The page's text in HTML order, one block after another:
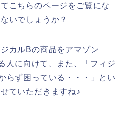
こちらのページをご覧にな
いでしょうか？
カルBの商品をアマゾン
人に向けて、また、「フィジ
らず困っている・・・」とい
ていただきますね♪